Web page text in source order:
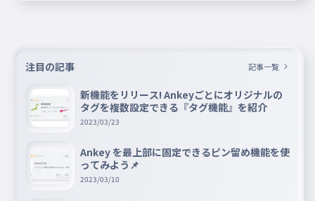
注目の記事 記事一覧
新機能をリリース! Ankeyごとにオリジナルの
タグを複数設定できる『タグ機能』を紹介
2023/03/23
Ankey を最上部に固定できるピン留め機能を使
ってみよう📌
2023/03/10